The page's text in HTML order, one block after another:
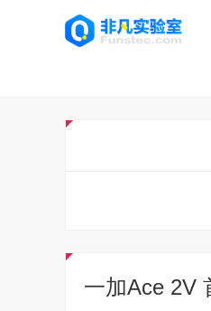
一加Ace 2V